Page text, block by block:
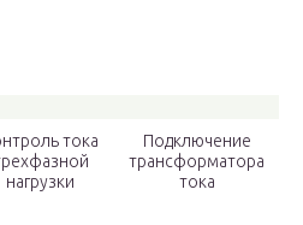
тока
нагрузки
Подключение
трансформатора
тока